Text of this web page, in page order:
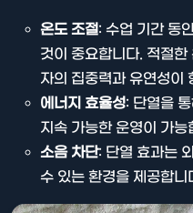
온도 조절: 수업 기간 동
것이 중요합니다. 적절
자의 집중력과 유연성이
에너지 효율성: 단열을
지속 가능한 운영이 가능
소음 차단: 단열 효과는
수 있는 환경을 제공합니